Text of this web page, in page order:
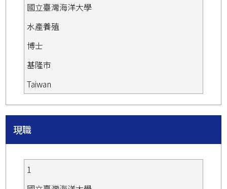
國立臺灣海洋大學
水產養殖
博士
基隆市
Taiwan
現職
1